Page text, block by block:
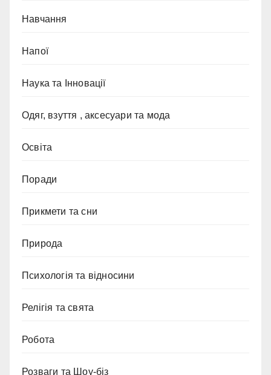
Навчання
Напої
Наука та Інновації
Одяг, взуття , аксесуари та мода
Освіта
Поради
Прикмети та сни
Природа
Психологія та відносини
Релігія та свята
Робота
Розваги та Шоу-біз